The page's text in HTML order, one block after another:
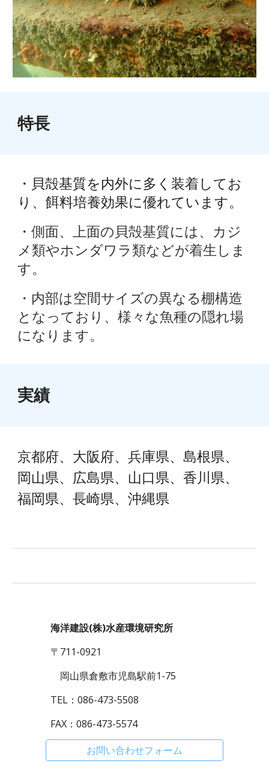
特長
・貝殻基質を内外に多く装着してお
り、餌料培養効果に優れています。
・側面、上面の貝殻基質には、カジ
メ類やホンダワラ類などが着生しま
す。
・内部は空間サイズの異なる棚構造
となっており、様々な魚種の隠れ場
になります。
実績
京都府、大阪府、兵庫県、島根県、
岡山県、広島県、山口県、香川県、
福岡県、長崎県、沖縄県
海洋建設(株)水産環境研究所
〒711-0921
岡山県倉敷市児島駅前1-75
TEL：086-473-5508
FAX：086-473-5574
お問い合わせフォーム